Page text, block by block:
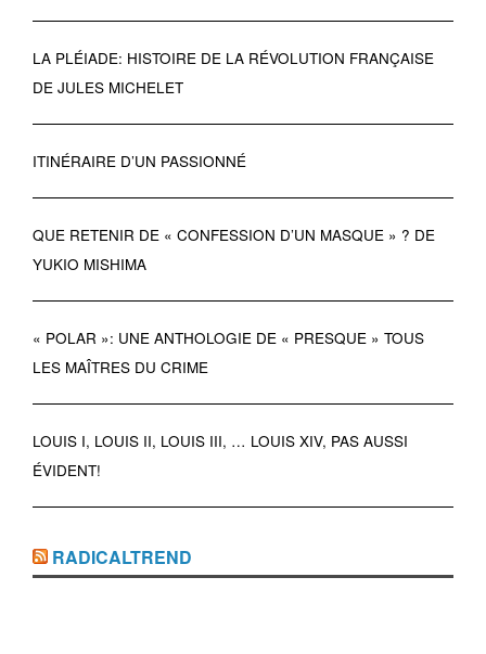
LA PLÉIADE: HISTOIRE DE LA RÉVOLUTION FRANÇAISE
DE JULES MICHELET
ITINÉRAIRE D’UN PASSIONNÉ
QUE RETENIR DE « CONFESSION D’UN MASQUE » ? DE
YUKIO MISHIMA
« POLAR »: UNE ANTHOLOGIE DE « PRESQUE » TOUS
LES MAÎTRES DU CRIME
LOUIS I, LOUIS II, LOUIS III, … LOUIS XIV, PAS AUSSI
ÉVIDENT!
RADICALTREND